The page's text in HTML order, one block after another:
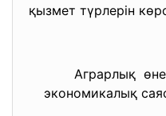
қызмет түрлерін
Аграрлық
экономикалық